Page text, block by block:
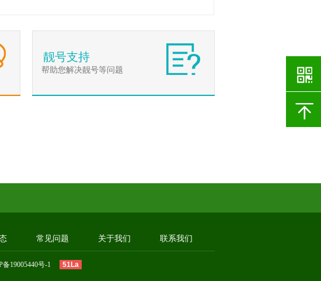
靓号支持
帮助您解决靓号等问题
常见问题 关于我们 联系我们
备19005440号-1 51La